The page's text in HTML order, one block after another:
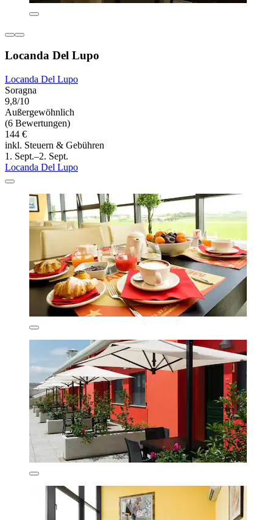
Locanda Del Lupo
Locanda Del Lupo
Soragna
9,8/10
Außergewöhnlich
(6 Bewertungen)
144 €
inkl. Steuern & Gebühren
1. Sept.–2. Sept.
Locanda Del Lupo